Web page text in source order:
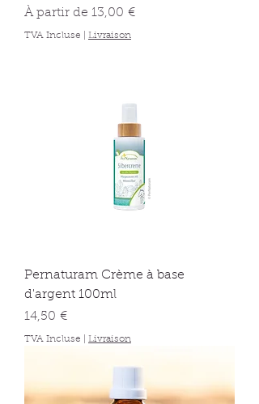
À partir de 13,00 €
Prix promotionnel
TVA Incluse Livraison
Pernaturam Crème à base
d'argent 100ml
Prix
14,50 €
TVA Incluse Livraison